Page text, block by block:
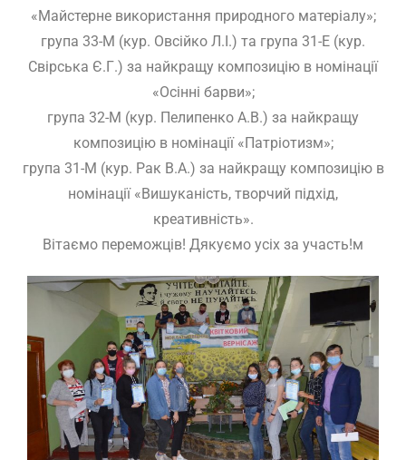
«Майстерне використання природного матеріалу»;
група 33-М (кур. Овсійко Л.І.) та група 31-Е (кур.
Свірська Є.Г.) за найкращу композицію в номінації
«Осінні барви»;
група 32-М (кур. Пелипенко А.В.) за найкращу
композицію в номінації «Патріотизм»;
група 31-М (кур. Рак В.А.) за найкращу композицію в
номінації «Вишуканість, творчий підхід,
креативність».
Вітаємо переможців! Дякуємо усіх за участь!м